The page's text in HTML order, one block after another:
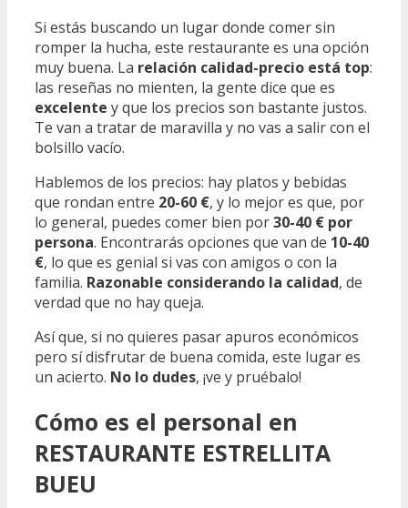
Si estás buscando un lugar donde comer sin
romper la hucha, este restaurante es una opción
muy buena. La relación calidad-precio está top:
las reseñas no mienten, la gente dice que es
excelente y que los precios son bastante justos.
Te van a tratar de maravilla y no vas a salir con el
bolsillo vacío.
Hablemos de los precios: hay platos y bebidas
que rondan entre 20-60 €, y lo mejor es que, por
lo general, puedes comer bien por30-40 € por
persona. Encontrarás opciones que van de 10-40
€, lo que es genial si vas con amigos o con la
familia. Razonable considerando la calidad, de
verdad que no hay queja.
Así que, si no quieres pasar apuros económicos
pero sí disfrutar de buena comida, este lugar es
un acierto. No lo dudes, ¡ve y pruébalo!
Cómo es el personal en
RESTAURANTE ESTRELLITA
BUEU